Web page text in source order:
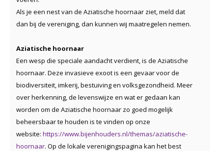
Als je een nest van de Aziatische hoornaar ziet, meld dat
dan bij de vereniging, dan kunnen wij maatregelen nemen.
Aziatische hoornaar
Een wesp die speciale aandacht verdient, is de Aziatische
hoornaar. Deze invasieve exoot is een gevaar voor de
biodiversiteit, imkerij, bestuiving en volksgezondheid. Meer
over herkenning, de levenswijze en wat er gedaan kan
worden om de Aziatische hoornaar zo goed mogelijk
beheersbaar te houden is te vinden op onze
website: https://www.bijenhouders.nl/themas/aziatische-
hoornaar. Op de lokale verenigingspagina kan het best